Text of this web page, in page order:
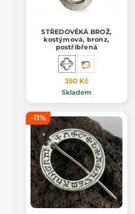
STŘEDOVĚKÁ BROŽ,
kostýmová, bronz,
postříbřená
350 Kč
Skladem
-11%